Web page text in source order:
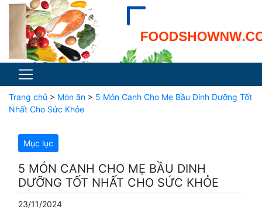
Trang chủ > Món ăn > 5 Món Canh Cho Mẹ Bầu Dinh Dưỡng Tốt
Nhất Cho Sức Khỏe
Mục lục
5 MÓN CANH CHO MẸ BẦU DINH
DƯỠNG TỐT NHẤT CHO SỨC KHỎE
23/11/2024